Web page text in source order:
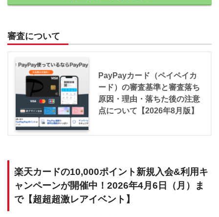
審査について
PayPayカード（ペイペイカ
ード）の審査基準と審査落ち
原因・理由・落ちた後の注意
点について【2026年8月版】
楽天カードの10,000ポイント新規入会&利用キ
ャンペーンが開催中！2026年4月6日（月）ま
で【超超超激レアイベント】